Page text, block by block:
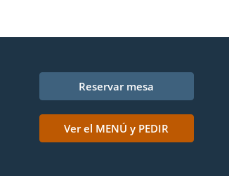
Reservar mesa
Ver el MENÚ y PEDIR